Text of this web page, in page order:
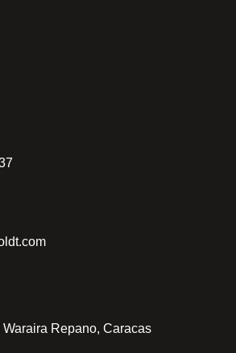
Repano, Caracas